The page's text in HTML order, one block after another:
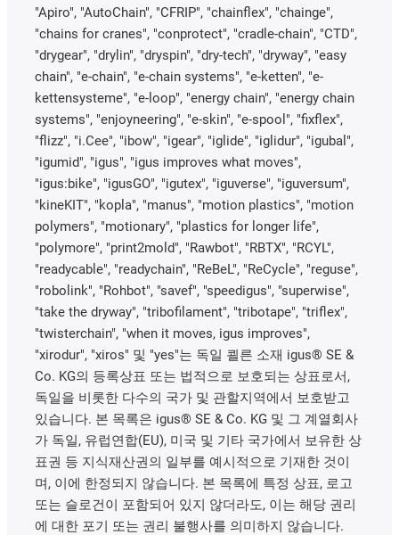
"Apiro", "AutoChain", "CFRIP", "chainflex", "chainge",
"chains for cranes", "conprotect", "cradle-chain", "CTD",
"drygear", "drylin", "dryspin", "dry-tech", "dryway", "easy
chain", "e-chain", "e-chain systems", "e-ketten", "e-
kettensysteme", "e-loop", "energy chain", "energy chain
systems", "enjoyneering", "e-skin", "e-spool", "fixflex",
"flizz", "i.Cee", "ibow", "igear", "iglide", "iglidur", "igubal",
"igumid", "igus", "igus improves what moves",
"igus:bike", "igusGO", "igutex", "iguverse", "iguversum",
"kineKIT", "kopla", "manus", "motion plastics", "motion
polymers", "motionary", "plastics for longer life",
"polymore", "print2mold", "Rawbot", "RBTX", "RCYL",
"readycable", "readychain", "ReBeL", "ReCycle", "reguse",
"robolink", "Rohbot", "savef", "speedigus", "superwise",
"take the dryway", "tribofilament", "tribotape", "triflex",
"twisterchain", "when it moves, igus improves",
"xirodur", "xiros" 및 "yes"는 독일 쾰른 소재 igus® SE &
Co. KG의 등록상표 또는 법적으로 보호되는 상표로서,
독일을 비롯한 다수의 국가 및 관할지역에서 보호받고
있습니다. 본 목록은 igus® SE & Co. KG 및 그 계열회사
가 독일, 유럽연합(EU), 미국 및 기타 국가에서 보유한 상
표권 등 지식재산권의 일부를 예시적으로 기재한 것이
며, 이에 한정되지 않습니다. 본 목록에 특정 상표, 로고
또는 슬로건이 포함되어 있지 않더라도, 이는 해당 권리
에 대한 포기 또는 권리 불행사를 의미하지 않습니다.